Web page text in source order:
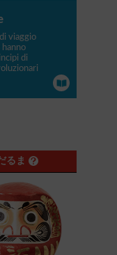
viaggio
di
るま